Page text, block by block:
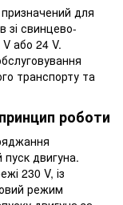
призначений для
зі свинцево-
або 24 V.
транспорту та
роботи
пуск двигуна.
230 V, із
режим